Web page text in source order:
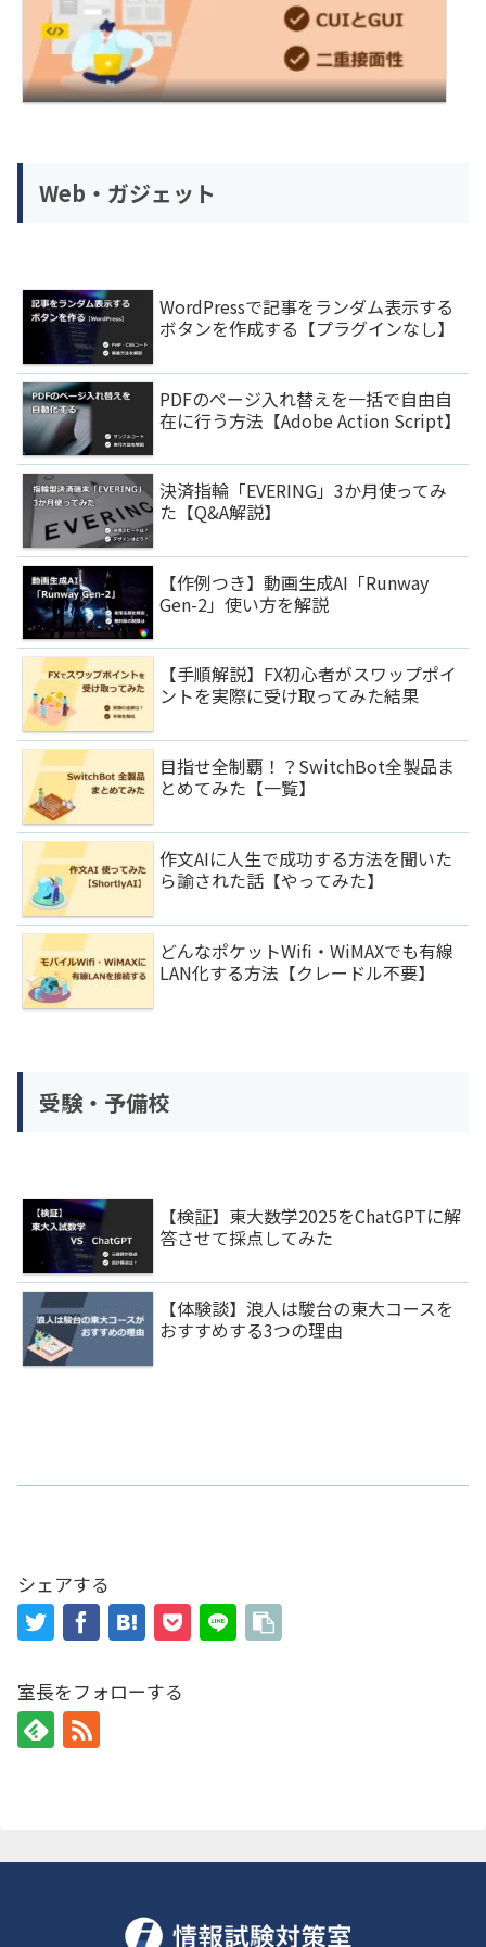
Web・ガジェット
WordPressで記事をランダム表示する
ボタンを作成する【プラグインなし】
PDFのページ入れ替えを一括で自由自
在に行う方法【Adobe Action Script】
決済指輪「EVERING」3か月使ってみ
た【Q&A解説】
【作例つき】動画生成AI「Runway
Gen-2」使い方を解説
【手順解説】FX初心者がスワップポイ
ントを実際に受け取ってみた結果
目指せ全制覇！？SwitchBot全製品ま
とめてみた【一覧】
作文AIに人生で成功する方法を聞いた
ら諭された話【やってみた】
どんなポケットWifi・WiMAXでも有線
LAN化する方法【クレードル不要】
受験・予備校
【検証】東大数学2025をChatGPTに解
答させて採点してみた
【体験談】浪人は駿台の東大コースを
おすすめする3つの理由
シェアする
室長をフォローする